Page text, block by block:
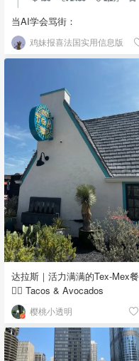
当AI学会骂街：
鸡妹报喜法国实用信息版
达拉斯｜活力满满的Tex-Mex餐
👉🏼 Tacos & Avocados
樱桃小透明